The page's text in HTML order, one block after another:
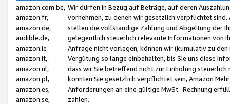
amazon.com.be,
amazon.fr,
amazon.de,
audible.de,
amazon.ie
amazon.it,
amazon.nl,
amazon.pl,
amazon.es,
amazon.se,
Wir dürfen in Bezug auf Beträge, auf deren
vornehmen, zu denen wir gesetzlich verpflichtet
stellen die vollständige Zahlung und Abgeltung der
gelegentlich steuerlich relevante Informationen von
Anfrage nicht vorlegen, können wir (kumulativ zu
Vergütung so lange einbehalten, bis Sie uns diese
dass wir Sie betreffend nicht zur Einholung
könnten Sie gesetzlich verpflichtet sein, Amazon
Anforderungen an eine gültige MwSt.-Rechnung
zahlen.